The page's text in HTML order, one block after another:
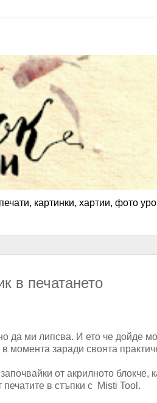
картинки, хартии, фото
в печатането
да ми липсва. И ето че дойде
момента заради своята
от акрилното блокче,
в стъпки с Misti Tool.